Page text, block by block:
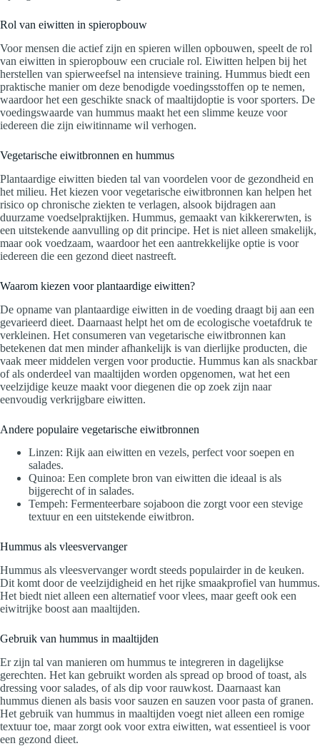
Rol van eiwitten in spieropbouw
Voor mensen die actief zijn en spieren willen opbouwen, speelt de rol
van eiwitten in spieropbouw een cruciale rol. Eiwitten helpen bij het
herstellen van spierweefsel na intensieve training. Hummus biedt een
praktische manier om deze benodigde voedingsstoffen op te nemen,
waardoor het een geschikte snack of maaltijdoptie is voor sporters. De
voedingswaarde van hummus maakt het een slimme keuze voor
iedereen die zijn eiwitinname wil verhogen.
Vegetarische eiwitbronnen en hummus
Plantaardige eiwitten bieden tal van voordelen voor de gezondheid en
het milieu. Het kiezen voor vegetarische eiwitbronnen kan helpen het
risico op chronische ziekten te verlagen, alsook bijdragen aan
duurzame voedselpraktijken. Hummus, gemaakt van kikkererwten, is
een uitstekende aanvulling op dit principe. Het is niet alleen smakelijk,
maar ook voedzaam, waardoor het een aantrekkelijke optie is voor
iedereen die een gezond dieet nastreeft.
Waarom kiezen voor plantaardige eiwitten?
De opname van plantaardige eiwitten in de voeding draagt bij aan een
gevarieerd dieet. Daarnaast helpt het om de ecologische voetafdruk te
verkleinen. Het consumeren van vegetarische eiwitbronnen kan
betekenen dat men minder afhankelijk is van dierlijke producten, die
vaak meer middelen vergen voor productie. Hummus kan als snackbar
of als onderdeel van maaltijden worden opgenomen, wat het een
veelzijdige keuze maakt voor diegenen die op zoek zijn naar
eenvoudig verkrijgbare eiwitten.
Andere populaire vegetarische eiwitbronnen
Linzen: Rijk aan eiwitten en vezels, perfect voor soepen en
salades.
Quinoa: Een complete bron van eiwitten die ideaal is als
bijgerecht of in salades.
Tempeh: Fermenteerbare sojaboon die zorgt voor een stevige
textuur en een uitstekende eiwitbron.
Hummus als vleesvervanger
Hummus als vleesvervanger wordt steeds populairder in de keuken.
Dit komt door de veelzijdigheid en het rijke smaakprofiel van hummus.
Het biedt niet alleen een alternatief voor vlees, maar geeft ook een
eiwitrijke boost aan maaltijden.
Gebruik van hummus in maaltijden
Er zijn tal van manieren om hummus te integreren in dagelijkse
gerechten. Het kan gebruikt worden als spread op brood of toast, als
dressing voor salades, of als dip voor rauwkost. Daarnaast kan
hummus dienen als basis voor sauzen en sauzen voor pasta of granen.
Het gebruik van hummus in maaltijden voegt niet alleen een romige
textuur toe, maar zorgt ook voor extra eiwitten, wat essentieel is voor
een gezond dieet.